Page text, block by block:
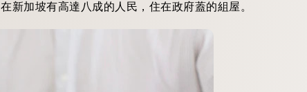
在新加坡有高達八成的人民，住在政府蓋的組屋。